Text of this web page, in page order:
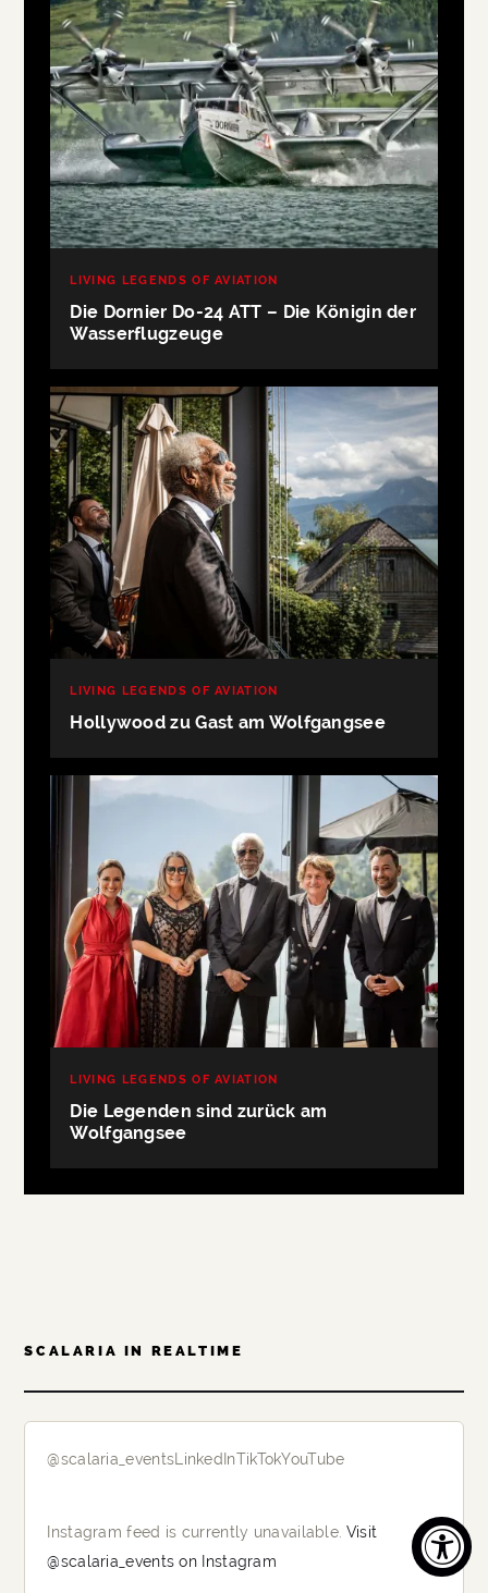
LIVING LEGENDS OF AVIATION
Die Dornier Do-24 ATT – Die Königin der
Wasserflugzeuge
LIVING LEGENDS OF AVIATION
Hollywood zu Gast am Wolfgangsee
LIVING LEGENDS OF AVIATION
Die Legenden sind zurück am
Wolfgangsee
SCALARIA IN REALTIME
@scalaria_eventsLinkedInTikTokYouTube
Instagram feed is currently unavailable. Visit
@scalaria_events on Instagram